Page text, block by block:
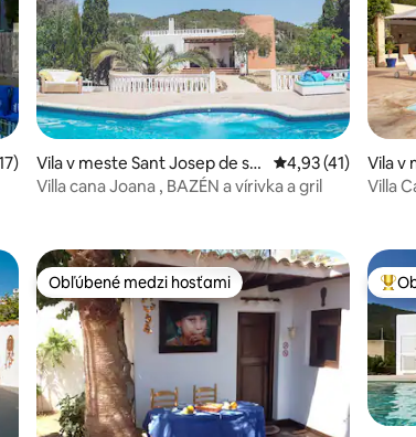
ohodnotenie 4,85 z 5, počet hodnotení: 117
Vila v meste Sant Josep de sa
Talaia
Priemerné
4,93 (41)
Villa cana Joana , BAZÉN a vírivka a gril
Vila v
ES
Villa
Obľúbené medzi hosťami
Obľúbené medzi hosťami